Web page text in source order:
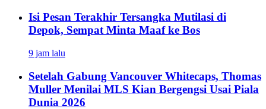
Isi Pesan Terakhir Tersangka Mutilasi di
Depok, Sempat Minta Maaf ke Bos
9 jam lalu
Setelah Gabung Vancouver Whitecaps, Thomas
Muller Menilai MLS Kian Bergengsi Usai Piala
Dunia 2026